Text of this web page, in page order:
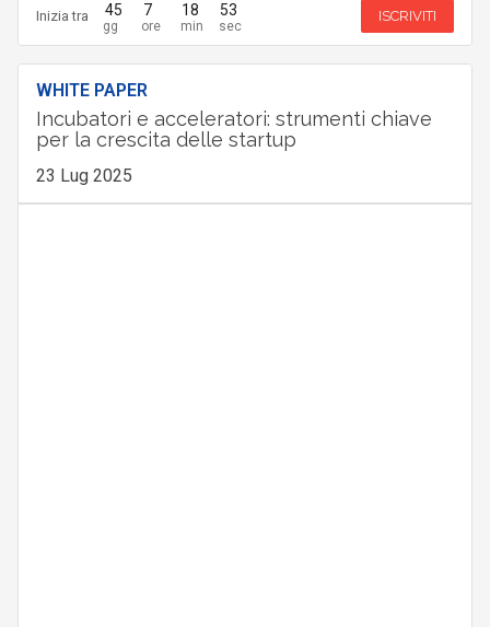
Inizia tra 45 7 18 52 ISCRIVITI
WHITE PAPER
Incubatori e acceleratori: strumenti chiave
per la crescita delle startup
23 Lug 2025